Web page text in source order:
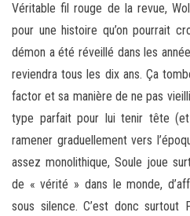
Véritable fil rouge de la revue,
pour une histoire qu’on pourrait
démon a été réveillé dans les
reviendra tous les dix ans. Ça
factor et sa manière de ne pas
type parfait pour lui tenir tête
ramener graduellement vers
assez monolithique, Soule joue
de « vérité » dans le monde,
sous silence. C’est donc surtout